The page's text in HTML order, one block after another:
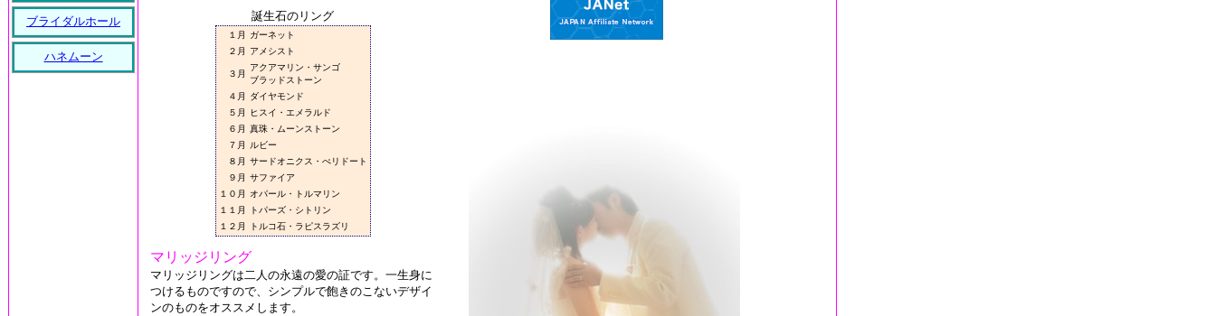
誕生石のリング
１月
ガーネット
２月
アメシスト
３月
アクアマリン・サンゴ
ブラッドストーン
４月
ダイヤモンド
５月
ヒスイ・エメラルド
６月 真珠・ムーンストーン
７月
ルビー
８月 サードオニクス・ぺリドート
９月 サファイア
１０月
オパール・トルマリン
１１月
トパーズ・シトリン
１２月
トルコ石・ラピスラズリ
マリッジリング
マリッジリングは二人の永遠の愛の証です。一生身に
つけるものですので、シンプルで飽きのこないデザイ
ンのものをオススメします。
ブライダルホール
ハネムーン